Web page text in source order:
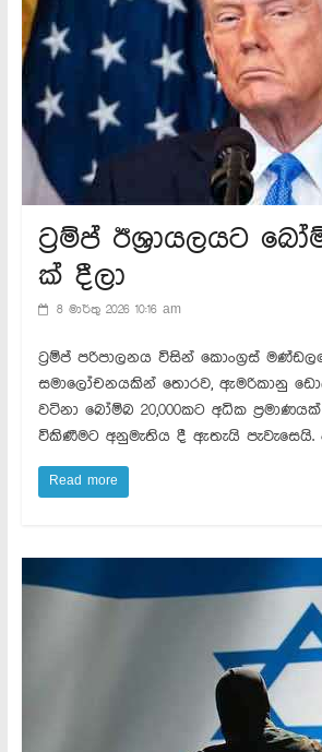
ට්‍රම්ප් ඊශ්‍රායලයට
ක් දීලා
8 මාර්තු 2026 10:16 am
ට්‍රම්ප් පරිපාලනය විසින් කොංග්‍රස්
සමාලෝචනයකින් තොරව, ඇමරිකානු
වටිනා බෝම්බ 20,000කට අධික ප්‍රමාණයක්
විකිණීමට අනුමැතිය දී ඇතැයි පැවැසෙයි.
Read more